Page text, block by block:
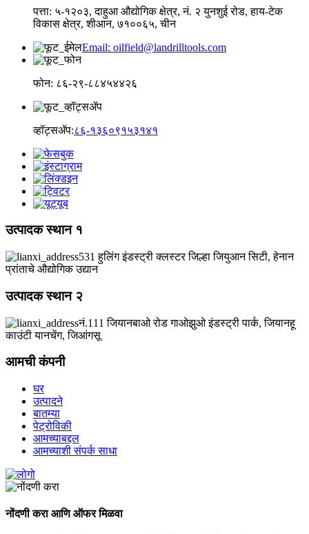
पत्ता: ५-१२०३, दाहुआ औद्योगिक क्षेत्र, नं. २ युनशुई रोड, हाय-टेक
विकास क्षेत्र, शीआन, ७१००६५, चीन
Email: oilfield@landrilltools.com
फोन: ८६-२९-८८४५४४२६
व्हॉट्सॲप:८६-१३६०९१५३१४१
उत्पादक स्थान १
531 हुलिंग इंडस्ट्री क्लस्टर जिल्हा जियुआन सिटी, हेनान
प्रांताचे औद्योगिक उद्यान
उत्पादक स्थान २
नं.111 जियानबाओ रोड गाओझुओ इंडस्ट्री पार्क, जियानहू
काउंटी यानचेंग, जिआंगसू
आमची कंपनी
घर
उत्पादने
बातम्या
पेट्रोविकी
आमच्याबद्दल
आमच्याशी संपर्क साधा
नोंदणी करा आणि ऑफर मिळवा